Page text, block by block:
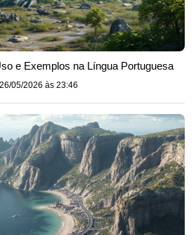
e Exemplos na Língua Portuguesa
26/05/2026 às 23:46